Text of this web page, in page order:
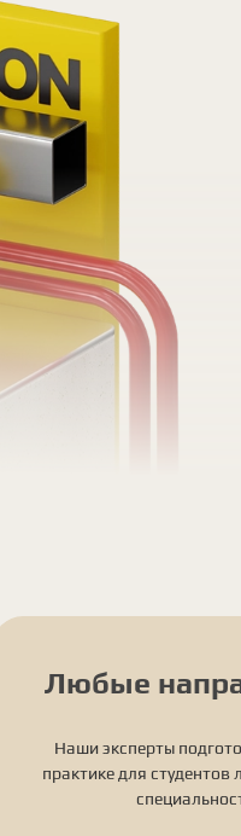
Любые
Наши эксперты
практике для студентов